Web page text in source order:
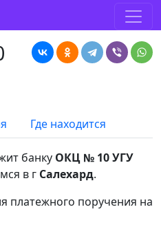
Где находится
банку ОКЦ № 10 УГУ
в г Салехард.
платежного поручения на